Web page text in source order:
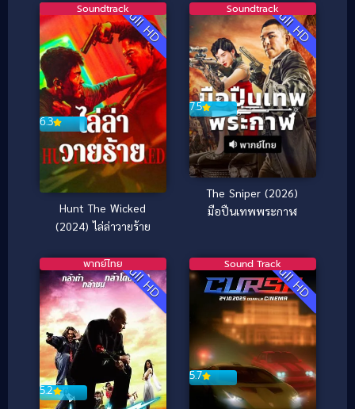
Full HD
6.3
Soundtrack
Hunt The Wicked
(2024) ไล่ล่าวายร้าย
Full HD
7.5
Soundtrack
The Sniper (2026)
มือปืนเทพพระกาฬ
Full HD
5.2
พากย์ไทย Full HD
5.7
Sound Track